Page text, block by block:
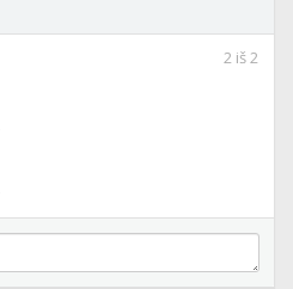
2 iš2